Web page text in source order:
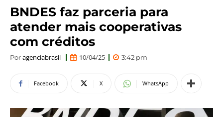
BNDES faz parceria para
atender mais cooperativas
com créditos
Poragenciabrasil 10/04/25 3:42 pm
Facebook X WhatsApp